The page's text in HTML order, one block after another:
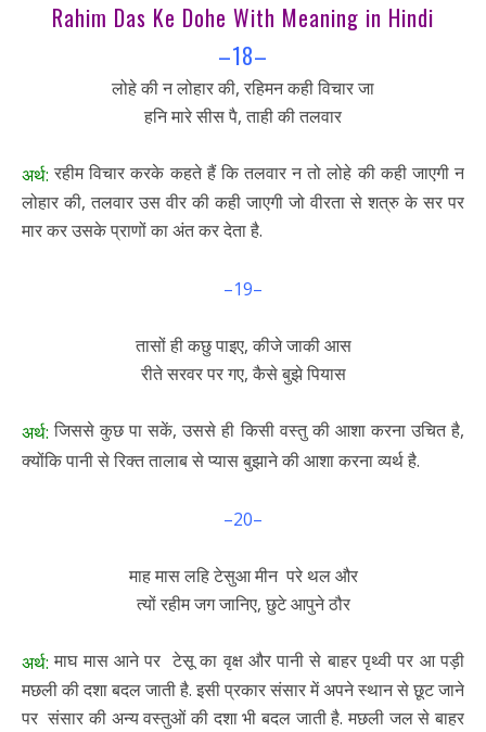
Rahim Das Ke Dohe With Meaning in Hindi
–18–
लोहे की न लोहार की, रहिमन कही विचार जा
हनि मारे सीस पै, ताही की तलवार
अर्थ: रहीम विचार करके कहते हैं कि तलवार न तो लोहे की कही जाएगी न
लोहार की, तलवार उस वीर की कही जाएगी जो वीरता से शत्रु के सर पर
मार कर उसके प्राणों का अंत कर देता है.
–19–
तासों ही कछु पाइए, कीजे जाकी आस
रीते सरवर पर गए, कैसे बुझे पियास
अर्थ:जिससे कुछ पा सकें, उससे ही किसी वस्तु की आशा करना उचित है,
क्योंकि पानी से रिक्त तालाब से प्यास बुझाने की आशा करना व्यर्थ है.
–20–
माह मास लहि टेसुआ मीन परे थल और
त्यों रहीम जग जानिए, छुटे आपुने ठौर
अर्थ:माघ मास आने पर टेसू का वृक्ष और पानी से बाहर पृथ्वी पर आ पड़ी
मछली की दशा बदल जाती है. इसी प्रकार संसार में अपने स्थान से छूट जाने
पर संसार की अन्य वस्तुओं की दशा भी बदल जाती है. मछली जल से बाहर